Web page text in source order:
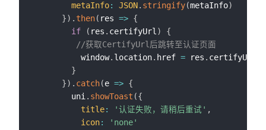
metaInfo: JSON. stringify(metaInfo)
}) . then( res => {
if
( res . certifyUrl)
{
//获取CertifyUrl后跳转至认证页面
          window
. location. href = res . certifyUrl
}
}) . catch(e => {
        uni
. showToast ({
title: '认证失败，请稍后重试' ,
icon:
'none'